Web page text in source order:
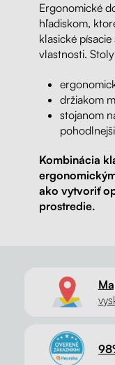
Ergonomické
hľadiskom,
klasické
vlastnosti.
držiakom
stojanom
Kombinácia
ako vytvoriť
prostredie.